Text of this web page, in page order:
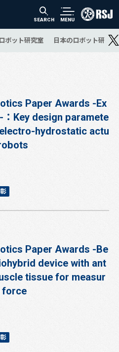
SEARCH MENU
ボット研究室 日本のロボット研究
Paper Awards -Ex
Key design paramete
hydrostatic actu
Paper Awards -Be
device with ant
tissue for measur
force